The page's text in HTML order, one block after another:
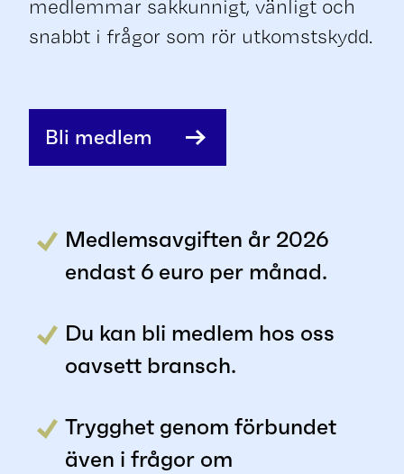
medlemmar sakkunnigt, vänligt och
snabbt i frågor som rör utkomstskydd.
Bli medlem
Medlemsavgiften år 2026
endast 6 euro per månad.
Du kan bli medlem hos oss
oavsett bransch.
Trygghet genom förbundet
även i frågor om